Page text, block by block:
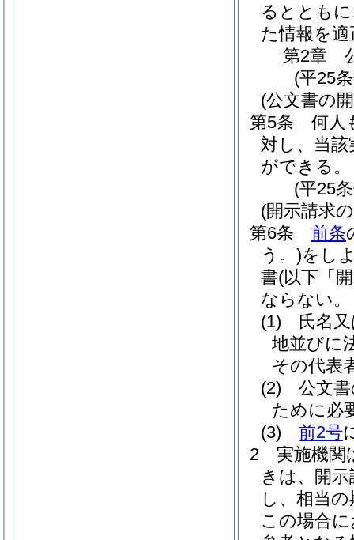
るととも
た情報を
第2章
(平25
(公文書の
第5条
何人
対し、当
ができる。
(平25
(開示請求
第6条
前条
う。)をし
書(以下「
ならない。
(1)
氏名
地並びに
その代表
(2)
公文
ために必
(3)
前2号
2
実施機関
きは、開
し、相当
この場合